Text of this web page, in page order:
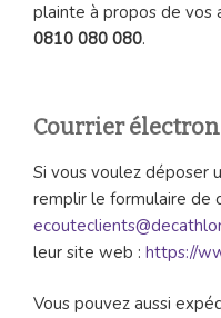
plainte à propos de vos
0810 080 080.
Courrier
Si vous voulez déposer
remplir le formulaire de
leur site web : https://
Vous pouvez aussi